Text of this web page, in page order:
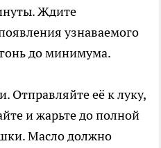
Ждите
узнаваемого
до минимума.
Отправляйте её к луку,
и жарьте до полной
Масло должно